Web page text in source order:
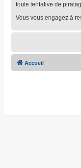
toute tentative de
Vous vous engagez à
Accueil